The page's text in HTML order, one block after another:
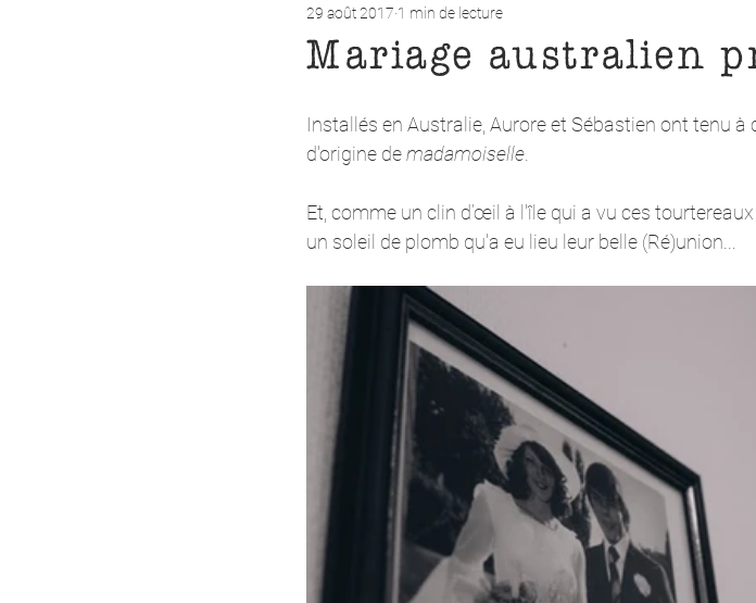
Mariage australien
29 août 2017 1 min de lecture
Installés en Australie, Aurore et Sébastien ont tenu à
d'origine de madamoiselle
Et, comme un clin d’œil à l'île qui a vu ces
un soleil de plomb qu'a eu lieu leur belle (Ré)union...